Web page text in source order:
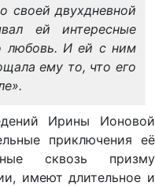
своей двухдневной
ей интересные
любовь. И ей с ним
ему то, что его
Ирины Ионовой
приключения её
сквозь призму
имеют длительное и